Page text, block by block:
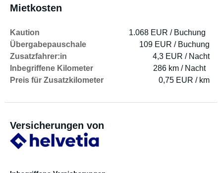
Mietkosten
Kaution
1.068 EUR / Buchung
Übergabepauschale
109 EUR / Buchung
Zusatzfahrer:in
4,3 EUR / Nacht
Inbegriffene Kilometer
286 km / Nacht
Preis für Zusatzkilometer
0,75 EUR / km
Versicherungen von